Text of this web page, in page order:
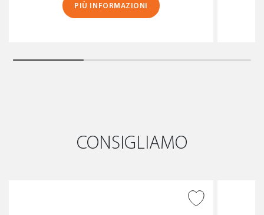
PIÙ INFORMAZIONI
CONSIGLIAMO